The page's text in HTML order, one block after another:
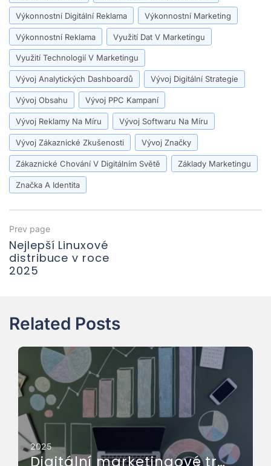
Výkonnostní Digitální Reklama Výkonnostní Marketing
Výkonnostní Reklama Využití Dat V Marketingu
Využití Technologií V Marketingu
Vývoj Analytických Dashboardů Vývoj Digitální Strategie
Vývoj Obsahu Vývoj PPC Kampaní
Vývoj Reklamy Na Míru Vývoj Softwaru Na Míru
Vývoj Zákaznické Zkušenosti Vývoj Značky
Zákaznické Chování V Digitálním Světě Základy Marketingu
Značka A Identita
Navigace
pro
příspěvek
Prev pagePrevious
page
Nejlepší Linuxové
distribuce v roce
2025
Related Posts
2025
Digitální marketingové trendy 2025